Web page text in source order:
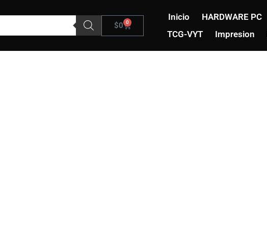
$0 0
Carrito
Inicio HARDWARE PC
TCG-VYT
Impresion